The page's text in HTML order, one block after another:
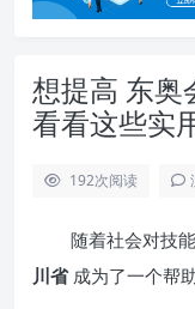
想提高 东奥
看看这些实
192次阅读
随着社会对技
川省成为了一个帮